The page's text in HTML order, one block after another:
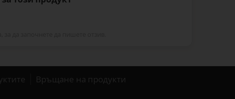
Връщане на продукти